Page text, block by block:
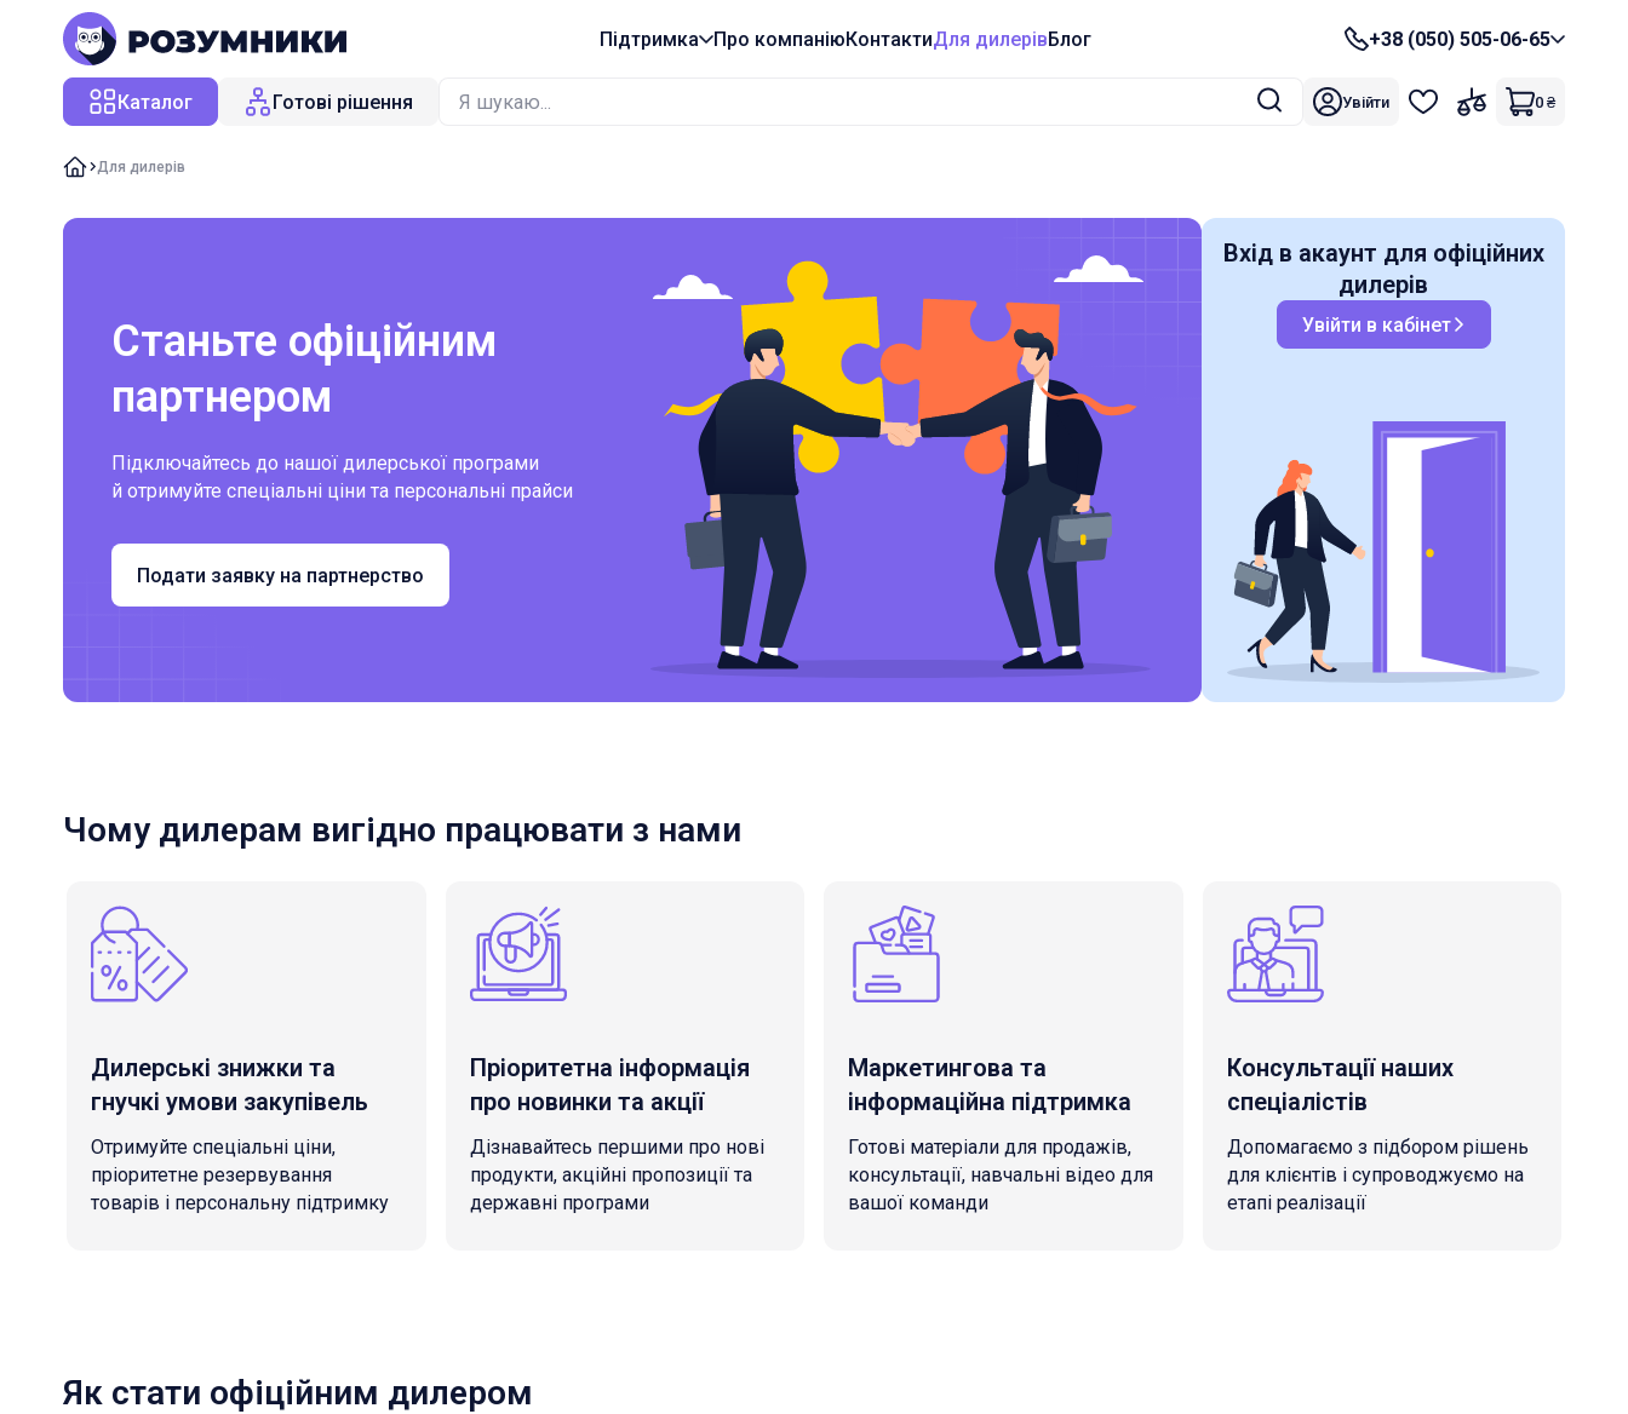
Підтримка Про компаніюКонтактиДля дилерівБлог +38 (050) 505-06-65
Каталог Готові рішення Увійти 0 ₴
Для дилерів
Станьте офіційним
партнером
Підключайтесь до нашої дилерської програми
й отримуйте спеціальні ціни та персональні прайси
Подати заявку на партнерство
Вхід в акаунт для офіційних
дилерів
Увійти в кабінет
Чому дилерам вигідно працювати з нами
Дилерські знижки та
гнучкі умови закупівель
Отримуйте спеціальні ціни,
пріоритетне резервування
товарів і персональну підтримку
Пріоритетна інформація
про новинки та акції
Дізнавайтесь першими про нові
продукти, акційні пропозиції та
державні програми
Маркетингова та
інформаційна підтримка
Готові матеріали для продажів,
консультації, навчальні відео для
вашої команди
Консультації наших
спеціалістів
Допомагаємо з підбором рішень
для клієнтів і супроводжуємо на
етапі реалізації
Як стати офіційним дилером